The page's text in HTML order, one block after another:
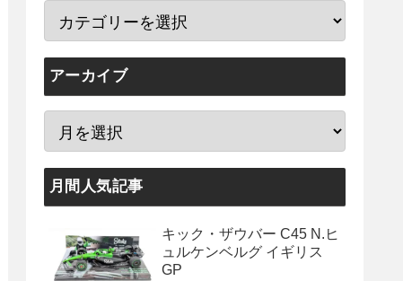
アーカイブ
月間人気記事
キック・ザウバー C45 N.ヒ
ュルケンベルグ イギリス
GP